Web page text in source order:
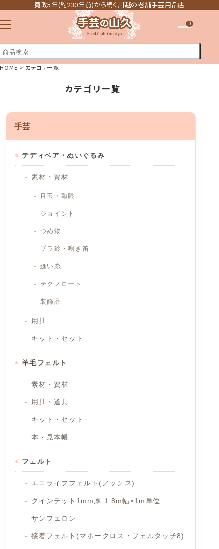
寛政5年(約230年前)から続く川越の老舗手芸用品店
ほしい物リスト
0
HOME カテゴリ一覧
カテゴリ一覧
手芸
テディベア・ぬいぐるみ
素材・資材
目玉・動眼
ジョイント
つめ物
プラ鈴・鳴き笛
縫い糸
テクノロート
装飾品
用具
キット・セット
羊毛フェルト
素材・資材
用具・道具
キット・セット
本・見本帳
フェルト
エコライフフェルト(ノックス)
クインテット1mm厚 1.8m幅×1m単位
サンフェロン
接着フェルト(マホークロス・フェルタッチ8)